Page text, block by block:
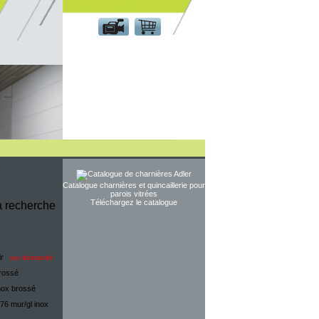
recherche
sur demande
brossé
mur/gl inox
Catalogue charnières et quincaillerie pour
parois vitrées
Téléchargez le catalogue